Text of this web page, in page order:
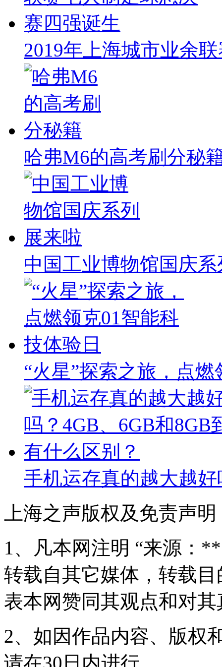
2019年上海城市业余
哈弗M6的高考刷分秘
中国工业博物馆国庆
“火星”探索之旅，点
手机运存真的越大越
上海之声版权及免责声明
1、凡本网注明 “来源：
转载自其它媒体，转载
表本网赞同其观点和对
2、如因作品内容、版权
请在30日内进行。